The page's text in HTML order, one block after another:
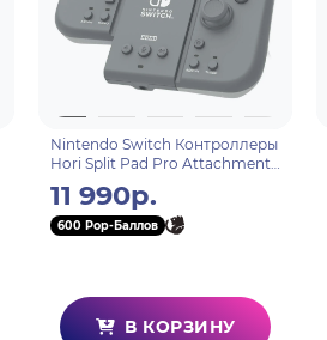
Nintendo Switch Контроллеры
Hori Split Pad Pro Attachment
(Slate Grey) для консоли
Switch (NSW-426U)
11 990р.
600 Pop-Баллов
В КОРЗИНУ